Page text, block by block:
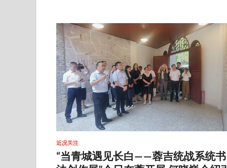
近况关注
“当青城遇见长白——蓉吉统战系统书